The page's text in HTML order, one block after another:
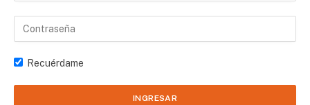
Recuérdame